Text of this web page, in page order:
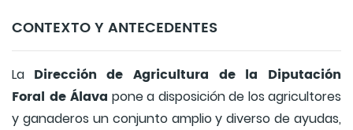
CONTEXTO Y ANTECEDENTES
La Dirección de Agricultura de la Diputación
Foral de Álava pone a disposición de los agricultores
y ganaderos un conjunto amplio y diverso de ayudas,